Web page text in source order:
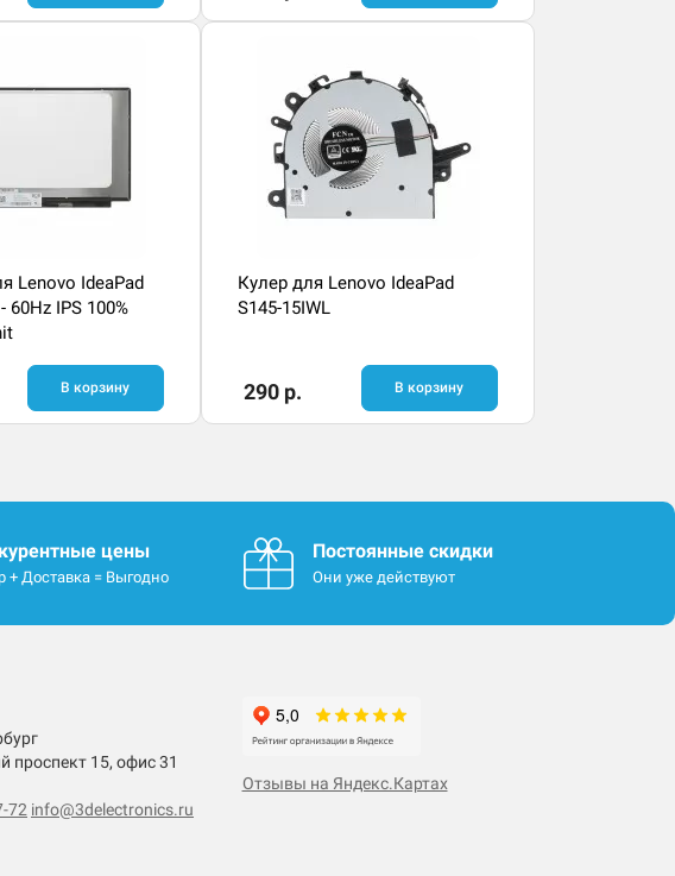
Lenovo IdeaPad
60Hz IPS 100%
В корзину
Кулер для Lenovo IdeaPad
S145-15IWL
290 р. В корзину
цены
+ Доставка = Выгодно
Постоянные скидки
Они уже действуют
проспект 15, офис 31
72 info@3delectronics.ru
Отзывы на Яндекс.Картах